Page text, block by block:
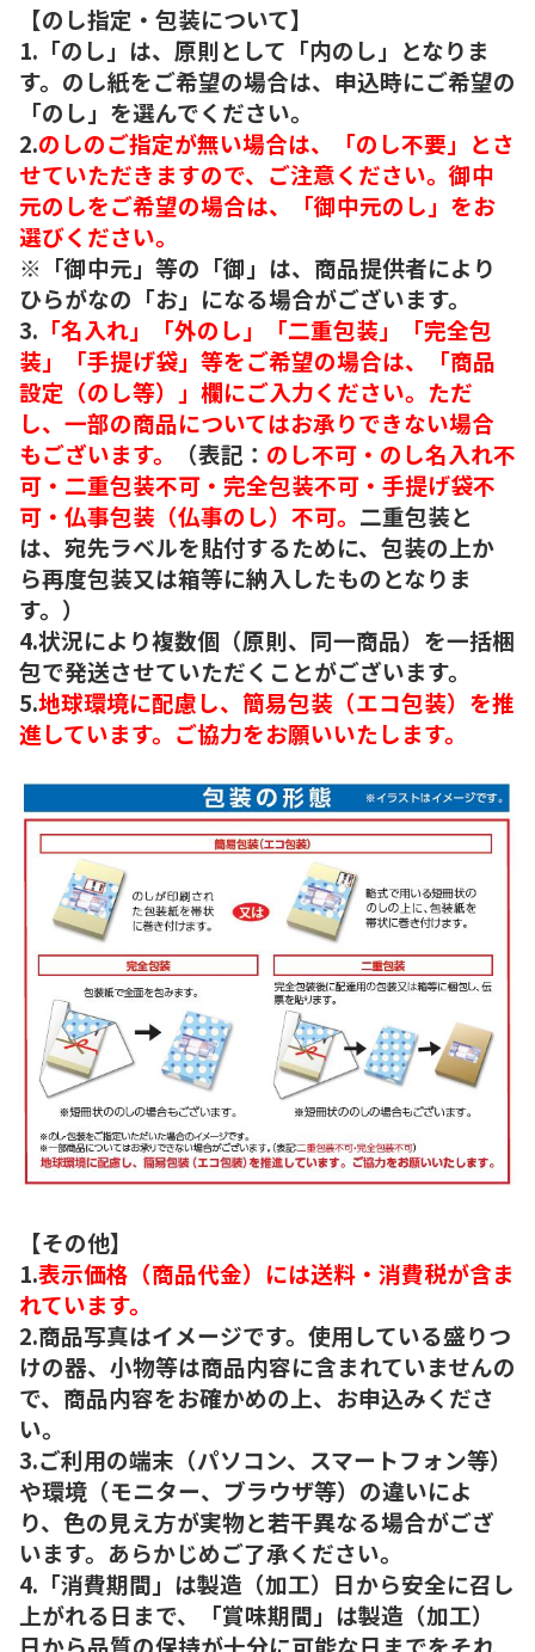
【のし指定・包装について】
1.「のし」は、原則として「内のし」となりま
す。のし紙をご希望の場合は、申込時にご希望の
「のし」を選んでください。
2.のしのご指定が無い場合は、「のし不要」とさ
せていただきますので、ご注意ください。御中
元のしをご希望の場合は、「御中元のし」をお
選びください。
※「御中元」等の「御」は、商品提供者により
ひらがなの「お」になる場合がございます。
3. 「名入れ」「外のし」「二重包装」「完全包
装」「手提げ袋」等をご希望の場合は、「商品
設定（のし等）」欄にご入力ください。ただ
し、一部の商品についてはお承りできない場合
もございます。
（表記： のし不可・のし名入れ不
可・二重包装不可・完全包装不可・手提げ袋不
可・仏事包装（仏事のし）不可。 二重包装と
は、宛先ラベルを貼付するために、包装の上か
ら再度包装又は箱等に納入したものとなりま
す。）
4.状況により複数個（原則、同一商品）を一括梱
包で発送させていただくことがございます。
5.地球環境に配慮し、簡易包装（エコ包装）を推
進しています。ご協力をお願いいたします。
【その他】
1.表示価格（商品代金）には送料・消費税が含ま
れています。
2.商品写真はイメージです。使用している盛りつ
けの器、小物等は商品内容に含まれていませんの
で、商品内容をお確かめの上、お申込みくださ
い。
3.ご利用の端末（パソコン、スマートフォン等）
や環境（モニター、ブラウザ等）の違いによ
り、色の見え方が実物と若干異なる場合がござ
います。あらかじめご了承ください。
4.「消費期間」は製造（加工）日から安全に召し
上がれる日まで、「賞味期間」は製造（加工）